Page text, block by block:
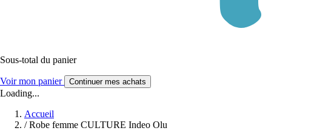
Sous-total du panier
Voir mon panier Continuer mes achats
Loading...
Accueil
/ Robe femme CULTURE Indeo Olu